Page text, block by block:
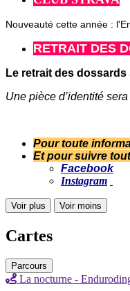
Nouveauté cette année :
RETRAIT DES
Le retrait des dossards
Une pièce d’identité
Pour toute
Et pour suivre
Facebook
Instagram
Voir plus Voir moins
Cartes
Parcours
La nocturne -